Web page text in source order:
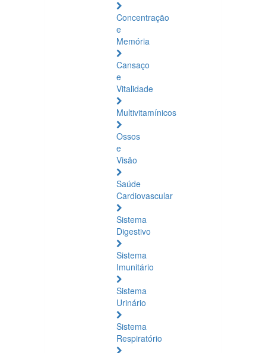
Concentração
e
Memória
Cansaço
e
Vitalidade
Multivitamínicos
Ossos
e
Visão
Saúde
Cardiovascular
Sistema
Digestivo
Sistema
Imunitário
Sistema
Urinário
Sistema
Respiratório